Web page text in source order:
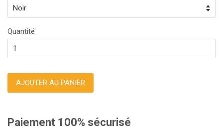
Quantité
AJOUTER AU PANIER
Paiement 100% sécurisé